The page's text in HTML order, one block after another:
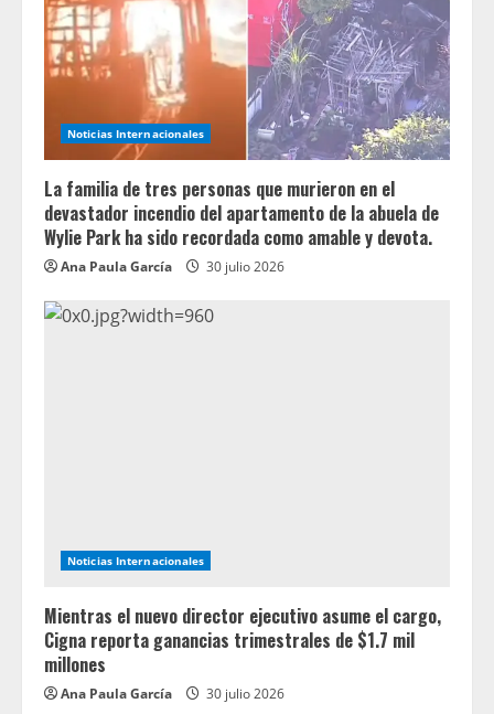
Noticias Internacionales
La familia de tres personas que murieron en el
devastador incendio del apartamento de la abuela de
Wylie Park ha sido recordada como amable y devota.
Ana Paula García 30 julio 2026
Noticias Internacionales
Mientras el nuevo director ejecutivo asume el cargo,
Cigna reporta ganancias trimestrales de $1.7 mil
millones
Ana Paula García 30 julio 2026